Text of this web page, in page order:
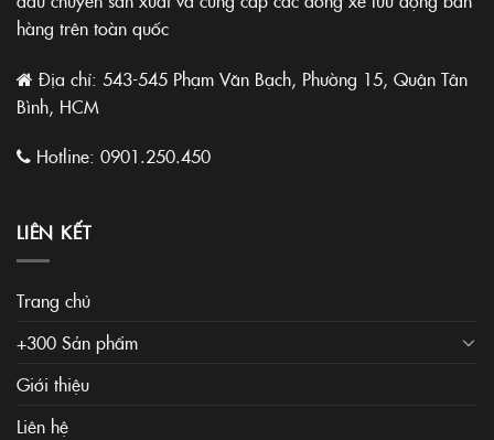
hàng trên toàn quốc
Địa chỉ: 543-545 Phạm Văn Bạch, Phường 15, Quận Tân
Bình, HCM
Hotline: 0901.250.450
LIÊN KẾT
Trang chủ
+300 Sản phẩm
Giới thiệu
Liên hệ